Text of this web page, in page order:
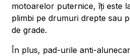
motoarelor puternice, îți este
plimbi pe drumuri drepte sau
de grade.
În plus, pad-urile anti-